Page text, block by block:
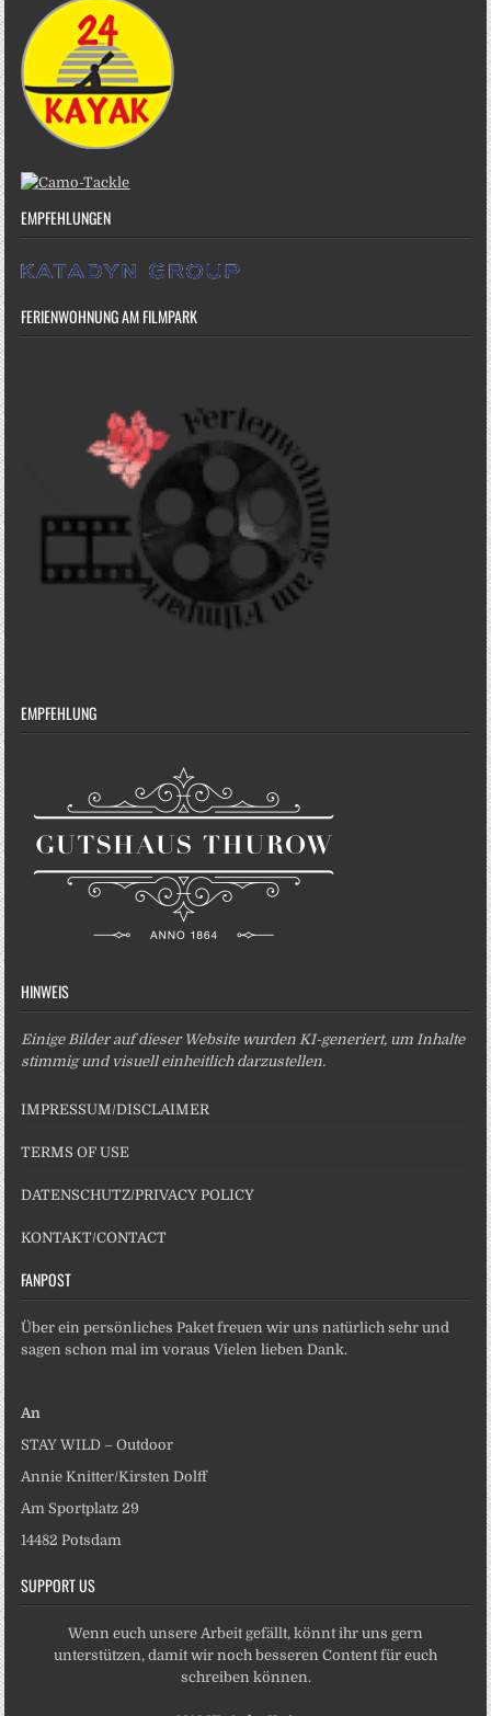
EMPFEHLUNGEN
FERIENWOHNUNG AM FILMPARK
EMPFEHLUNG
HINWEIS
Einige Bilder auf dieser Website wurden KI-generiert, um Inhalte
stimmig und visuell einheitlich darzustellen.
IMPRESSUM/DISCLAIMER
TERMS OF USE
DATENSCHUTZ/PRIVACY POLICY
KONTAKT/CONTACT
FANPOST
Über ein persönliches Paket freuen wir uns natürlich sehr und
sagen schon mal im voraus Vielen lieben Dank.
An
STAY WILD – Outdoor
Annie Knitter/Kirsten Dolff
Am Sportplatz 29
14482 Potsdam
SUPPORT US
Wenn euch unsere Arbeit gefällt, könnt ihr uns gern
unterstützen, damit wir noch besseren Content für euch
schreiben können.